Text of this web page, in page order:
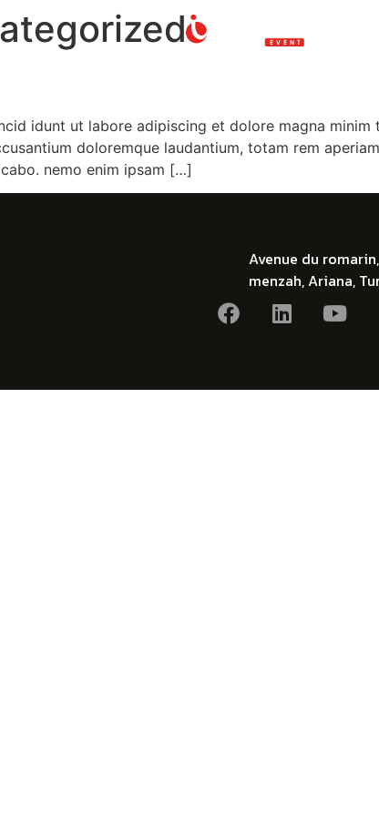
idunt ut labore adipiscing et dolore magna
doloremque laudantium, totam rem
nemo enim ipsam […]
Avenue du
menzah, Ariana,